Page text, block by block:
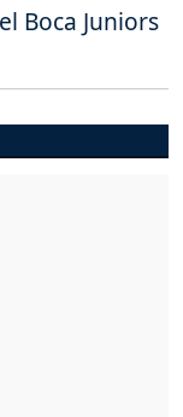
Boca Juniors